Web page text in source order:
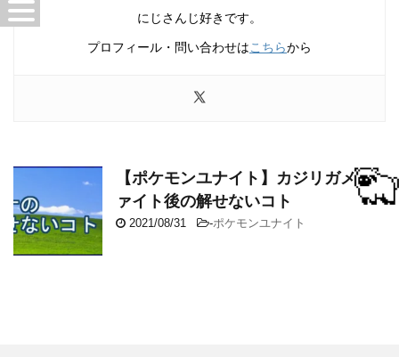
にじさんじ好きです。
プロフィール・問い合わせはこちらから
【ポケモンユナイト】カジリガメフ
ァイト後の解せないコト
2021/08/31 -ポケモンユナイト